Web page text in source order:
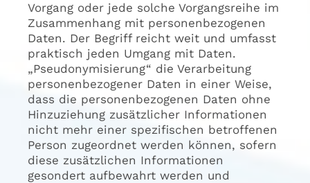
Vorgang oder jede solche Vorgangsreihe im
Zusammenhang mit personenbezogenen
Daten. Der Begriff reicht weit und umfasst
praktisch jeden Umgang mit Daten.
„Pseudonymisierung“ die Verarbeitung
personenbezogener Daten in einer Weise,
dass die personenbezogenen Daten ohne
Hinzuziehung zusätzlicher Informationen
nicht mehr einer spezifischen betroffenen
Person zugeordnet werden können, sofern
diese zusätzlichen Informationen
gesondert aufbewahrt werden und